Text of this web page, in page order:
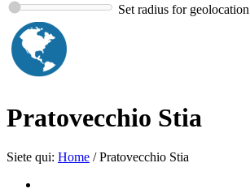
Set radius for geolocation
Pratovecchio Stia
Siete qui: Home / Pratovecchio Stia